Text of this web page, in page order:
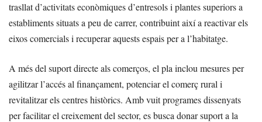
trasllat d’activitats econòmiques d’entresols i plantes superiors a
establiments situats a peu de carrer, contribuint així a reactivar els
eixos comercials i recuperar aquests espais per a l’habitatge.
A més del suport directe als comerços, el pla inclou mesures per
agilitzar l’accés al finançament, potenciar el comerç rural i
revitalitzar els centres històrics. Amb vuit programes dissenyats
per facilitar el creixement del sector, es busca donar suport a la